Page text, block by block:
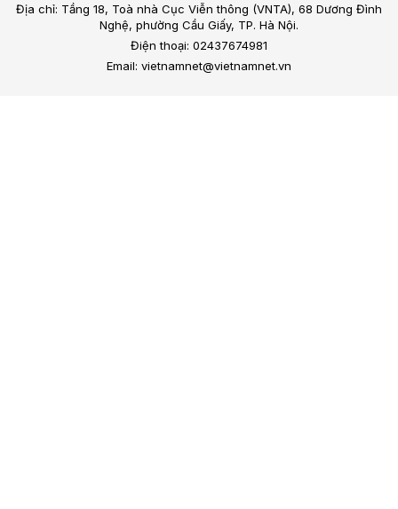
Địa chỉ: Tầng 18, Toà nhà Cục Viễn thông (VNTA), 68 Dương Đình
Nghệ, phường Cầu Giấy, TP. Hà Nội.
Điện thoại: 02437674981
Email: vietnamnet@vietnamnet.vn